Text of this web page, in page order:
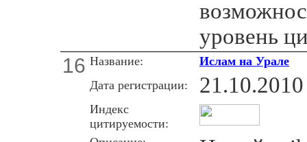
уровень
16 Название:
Ислам на Урале
Дата регистрации:
21.10.2010
Индекс
цитируемости: